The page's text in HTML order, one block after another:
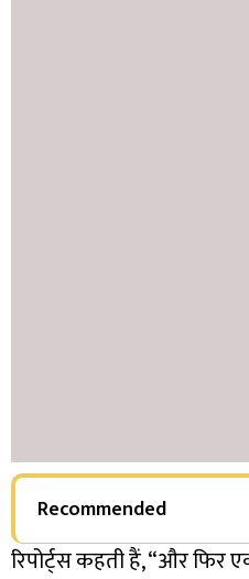
Recommended
रिपोर्ट्स कहती हैं, “और